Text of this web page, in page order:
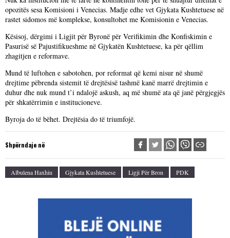
opozitës sesa Komisioni i Venecias. Madje edhe vet Gjykata Kushtetuese në
rastet sidomos më komplekse, konsultohet me Komisionin e Venecias.
Kësisoj, dërgimi i Ligjit për Byronë për Verifikimin dhe Konfiskimin e
Pasurisë së Pajustifikueshme në Gjykatën Kushtetuese, ka për qëllim
zhagitjen e reformave.
Mund të luftohen e sabotohen, por reformat që kemi nisur në shumë
drejtime pëbrenda sistemit të drejtësisë tashmë kanë marrë drejtimin e
duhur dhe nuk mund t’i ndalojë askush, aq më shumë ata që janë përgjegjës
për shkatërrimin e institucioneve.
Byroja do të bëhet. Drejtësia do të triumfojë.
Shpërndaje në
Albulena Haxhiu Gjykata Kushtetuese Ligji Për Bron PDK